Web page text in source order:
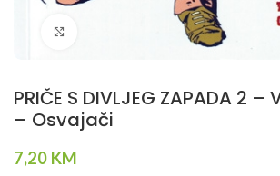
PRIČE S DIVLJEG ZAPADA 2
– Osvajači
7,20 KM